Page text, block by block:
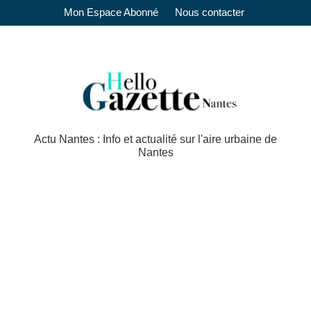
Mon Espace Abonné Nous contacter
Actu Nantes : Info et actualité sur l'aire urbaine de
Nantes